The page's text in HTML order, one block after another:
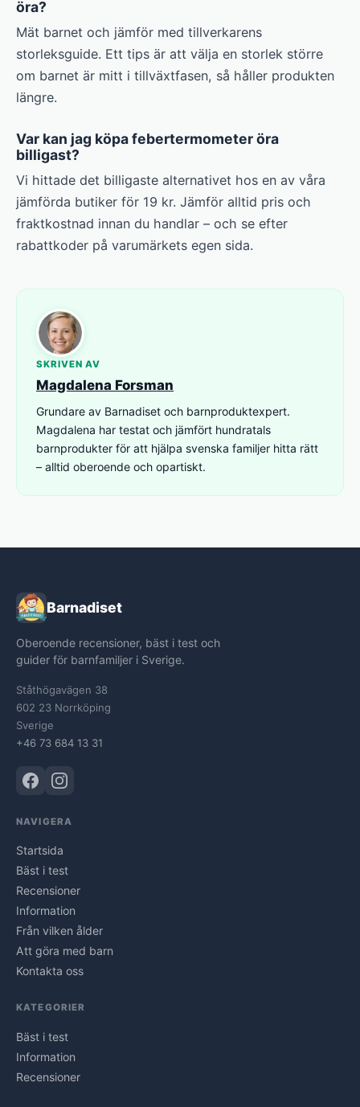
öra?
Mät barnet och jämför med tillverkarens
storleksguide. Ett tips är att välja en storlek större
om barnet är mitt i tillväxtfasen, så håller produkten
längre.
Var kan jag köpa febertermometer öra
billigast?
Vi hittade det billigaste alternativet hos en av våra
jämförda butiker för 19 kr. Jämför alltid pris och
fraktkostnad innan du handlar – och se efter
rabattkoder på varumärkets egen sida.
SKRIVEN AV
Magdalena Forsman
Grundare av Barnadiset och barnproduktexpert.
Magdalena har testat och jämfört hundratals
barnprodukter för att hjälpa svenska familjer hitta rätt
– alltid oberoende och opartiskt.
Barnadiset
Oberoende recensioner, bäst i test och
guider för barnfamiljer i Sverige.
Ståthögavägen 38
602 23 Norrköping
Sverige
+46 73 684 13 31
NAVIGERA
Startsida
Bäst i test
Recensioner
Information
Från vilken ålder
Att göra med barn
Kontakta oss
KATEGORIER
Bäst i test
Information
Recensioner